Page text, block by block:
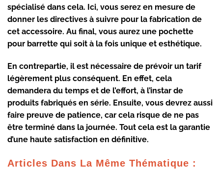
spécialisé dans cela. Ici, vous serez en mesure de
donner les directives à suivre pour la fabrication de
cet accessoire. Au final, vous aurez une pochette
pour barrette qui soit à la fois unique et esthétique.
En contrepartie, il est nécessaire de prévoir un tarif
légèrement plus conséquent. En effet, cela
demandera du temps et de l’effort, à l’instar de
produits fabriqués en série. Ensuite, vous devrez aussi
faire preuve de patience, car cela risque de ne pas
être terminé dans la journée. Tout cela est la garantie
d’une haute satisfaction en définitive.
Articles Dans La Même Thématique :